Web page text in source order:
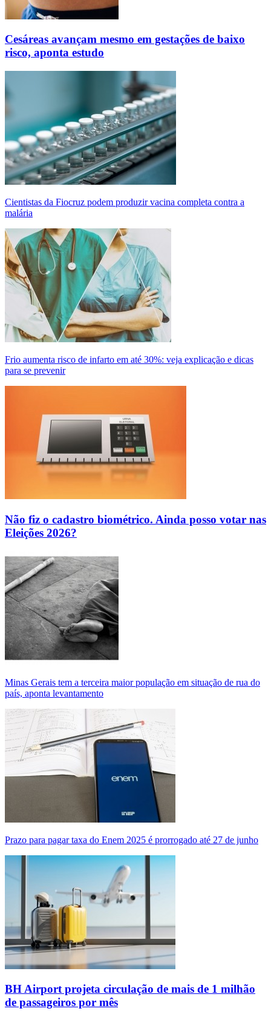
Cesáreas avançam mesmo em gestações de baixo
risco, aponta estudo
Cientistas da Fiocruz podem produzir vacina completa contra a
malária
Frio aumenta risco de infarto em até 30%: veja explicação e dicas
para se prevenir
Não fiz o cadastro biométrico. Ainda posso votar nas
Eleições 2026?
Minas Gerais tem a terceira maior população em situação de rua do
país, aponta levantamento
Prazo para pagar taxa do Enem 2025 é prorrogado até 27 de junho
BH Airport projeta circulação de mais de 1 milhão
de passageiros por mês